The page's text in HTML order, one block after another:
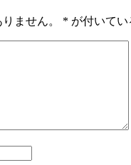
ません。 * が付いて